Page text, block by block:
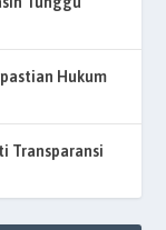
Hukum
Transparansi